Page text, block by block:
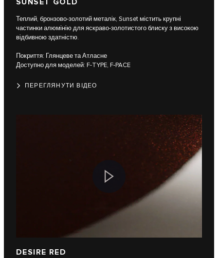
SUNSET GOLD
Теплий, бронзово-золотий металік, Sunset містить крупні
частинки алюмінію для яскраво-золотистого блиску з високою
відбивною здатністю.
Покриття: Глянцеве та Атласне
Доступно для моделей: F-TYPE, F-PACE
ПЕРЕГЛЯНУТИ ВІДЕО
DESIRE RED